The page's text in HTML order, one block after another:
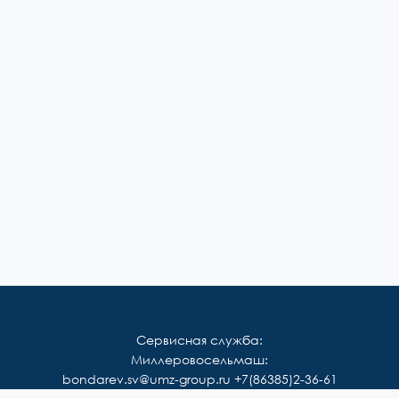
Сервисная служба:
Миллеровосельмаш:
bondarev.sv@umz-group.ru +7(86385)2-36-61